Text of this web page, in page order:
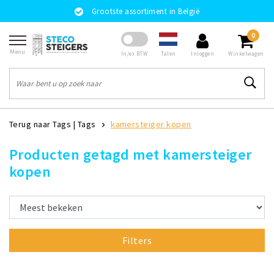
Grootste assortiment in België
Menu In/ex BTW Talen Inloggen
0
Winkelwagen
Terug naar Tags | Tags kamersteiger kopen
Producten getagd met kamersteiger
kopen
Filters